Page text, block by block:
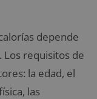
depende
Los requisitos de
la edad, el
las